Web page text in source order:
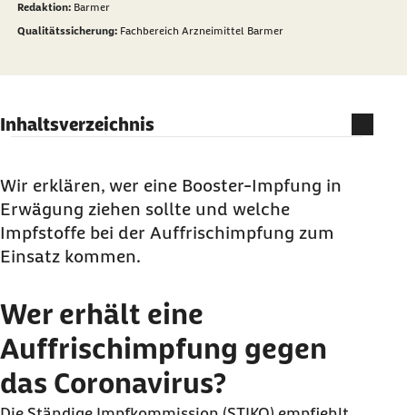
Redaktion: Barmer
Qualitätssicherung: Fachbereich Arzneimittel Barmer
Inhaltsverzeichnis
Coronavirus?
Welche Impfstoffe werden für die
Auffrischimpfung verwendet?
Wo erhalte ich weitere Informationen?
Wir erklären, wer eine Booster-Impfung in
Erwägung ziehen sollte und welche
Impfstoffe bei der Auffrischimpfung zum
Einsatz kommen.
Wer erhält eine
Auffrischimpfung gegen
das Coronavirus?